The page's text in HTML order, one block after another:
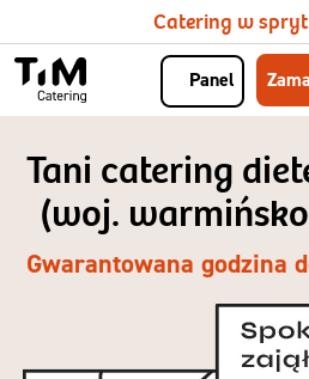
Catering w
Panel
Tani catering
(woj.
Gwarantowana godzina